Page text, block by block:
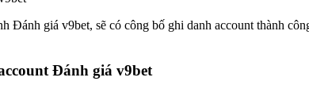
Đánh giá v9bet, sẽ có công bố ghi danh account thành
Đánh giá v9bet